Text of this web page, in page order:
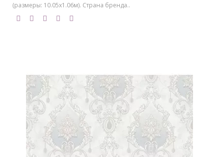
(размеры: 10.05х1.06м). Страна бренда..